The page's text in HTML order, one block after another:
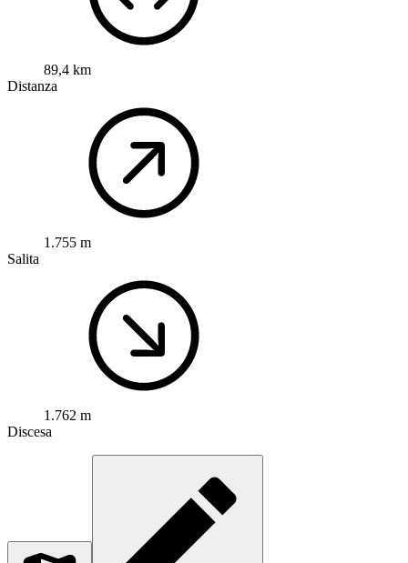
89,4 km
Distanza
1.755 m
Salita
1.762 m
Discesa